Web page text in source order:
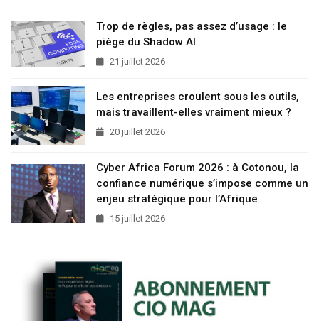
Trop de règles, pas assez d’usage : le
piège du Shadow AI
21 juillet 2026
Les entreprises croulent sous les outils,
mais travaillent-elles vraiment mieux ?
20 juillet 2026
Cyber Africa Forum 2026 : à Cotonou, la
confiance numérique s’impose comme un
enjeu stratégique pour l’Afrique
15 juillet 2026